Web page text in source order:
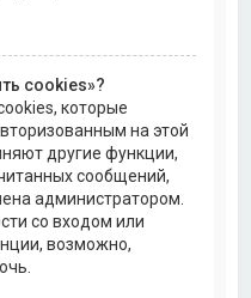
cookies»?
которые
на этой
другие функции,
сообщений,
администратором.
со входом или
возможно,